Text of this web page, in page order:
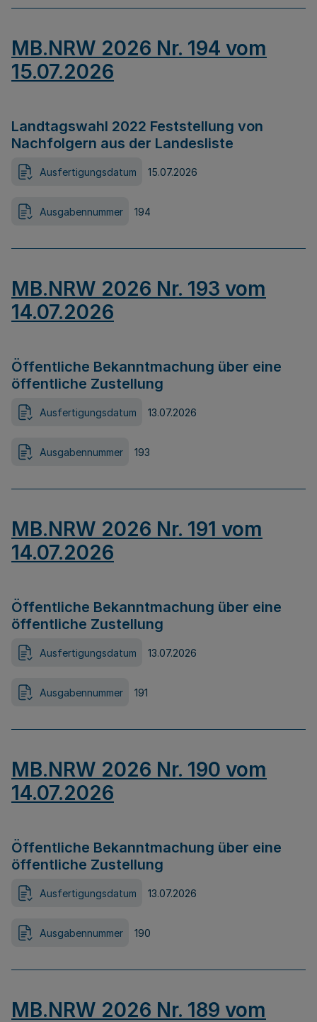
MB.NRW 2026 Nr. 194 vom
15.07.2026
Landtagswahl 2022 Feststellung von
Nachfolgern aus der Landesliste
Ausfertigungsdatum 15.07.2026
Ausgabennummer 194
MB.NRW 2026 Nr. 193 vom
14.07.2026
Öffentliche Bekanntmachung über eine
öffentliche Zustellung
Ausfertigungsdatum 13.07.2026
Ausgabennummer 193
MB.NRW 2026 Nr. 191 vom
14.07.2026
Öffentliche Bekanntmachung über eine
öffentliche Zustellung
Ausfertigungsdatum 13.07.2026
Ausgabennummer 191
MB.NRW 2026 Nr. 190 vom
14.07.2026
Öffentliche Bekanntmachung über eine
öffentliche Zustellung
Ausfertigungsdatum 13.07.2026
Ausgabennummer 190
MB.NRW 2026 Nr. 189 vom